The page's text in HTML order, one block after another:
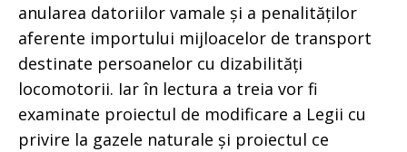
anularea datoriilor vamale și a penalităților
aferente importului mijloacelor de transport
destinate persoanelor cu dizabilități
locomotorii. Iar în lectura a treia vor fi
examinate proiectul de modificare a Legii cu
privire la gazele naturale și proiectul ce